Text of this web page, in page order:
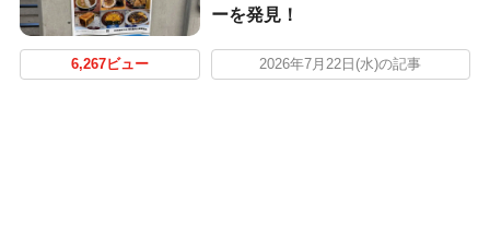
ーを発見！
6,267ビュー 2026年7月22日(水)の記事